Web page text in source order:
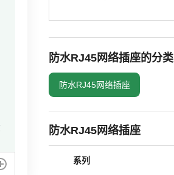
防水RJ45网络插座的分类
防水RJ45网络插座
防水RJ45网络插座
系列